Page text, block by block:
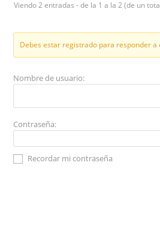
Viendo 2 entradas - de la 1 a la 2 (de un
Debes estar registrado para responder a
Nombre de usuario:
Contraseña:
Recordar mi contraseña